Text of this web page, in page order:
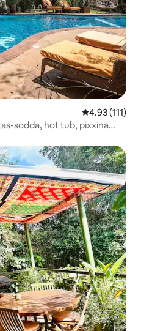
Rating medju
4.93 (111)
sodda, hot tub, pixxina